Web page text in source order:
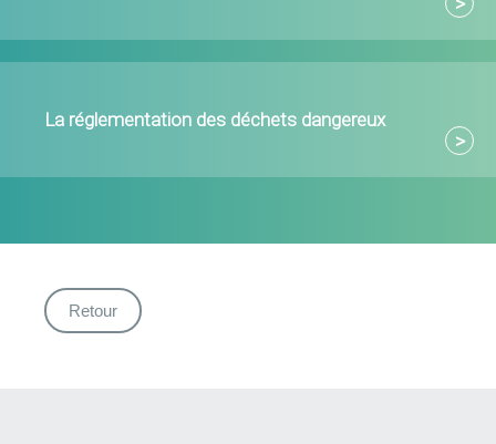
La réglementation des déchets dangereux
Retour